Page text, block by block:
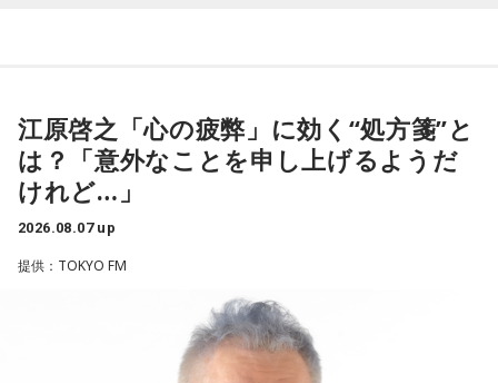
ほのか：はい。私は「自分自身を分かってみたい」という気
持ちで作品を作っていて、もしかしたら皆さんも何かを作る
ときって、自分自身を分かってみたいから作るんじゃないか
なと思って、そういう曲を作りました。
遠山：海ちゃんはどうですか？
海：アニメでは、マンガ大好きな女の子が、同人誌とかを売
ゃ面白かったです。
◆新曲「コニファー」に込めた想い
＜リスナーからの相談＞
私は精神科病棟で看護師として働いています。幻覚や妄想に
より精神症状が不安定な患者さんから、暴言や暴力を振るわ
れることがあります。病気だからと割り切って仕事に就いて
いるのですが、心が疲れてきています。私生活は充実してお
り、夫と新しく家を建てるためにも仕事は辞められません。
仕事がつらいからこそ私生活が充実する、幸せになるぞとい
う気持ちで頑張ろうと思うのですが、患者さんと関わる上で
江原啓之「心の疲弊」に効く“処方箋”と
は？「意外なことを申し上げるようだ
けれど…」
2026.08.07 up
提供：TOKYO FM